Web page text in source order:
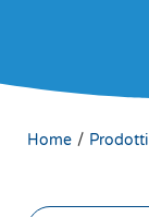
Home / Prodotti